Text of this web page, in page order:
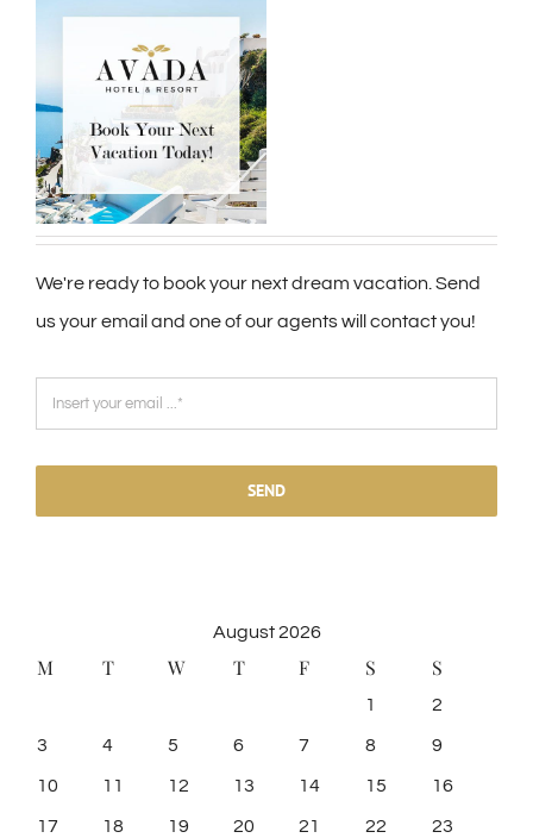
We're ready to book your next dream vacation. Send
us your email and one of our agents will contact you!
SEND
August 2026
M T W T F S S
1 2
3 4 5 6 7 8 9
10 11 12 13 14 15 16
17 18 19 20 21 22 23